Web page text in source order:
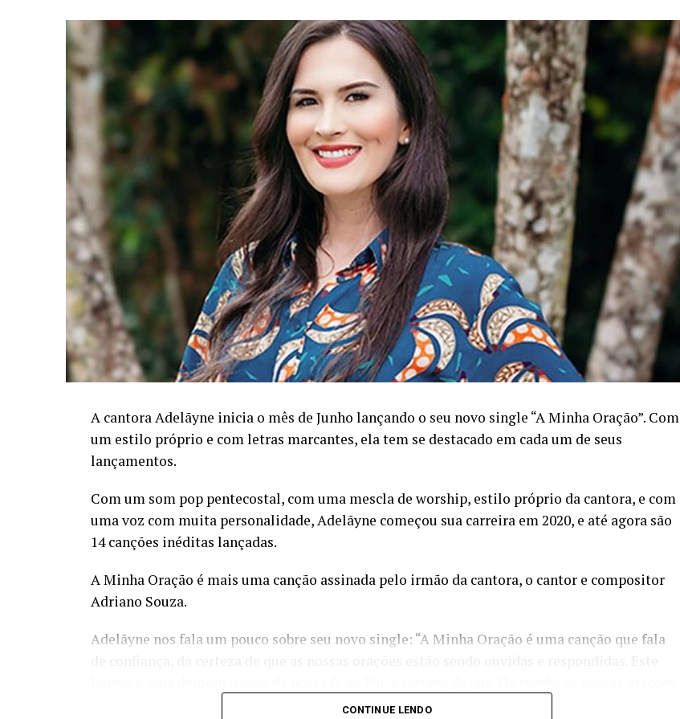
A cantora Adelãyne inicia o mês de Junho lançando o seu novo single “A Minha Oração”. Com
um estilo próprio e com letras marcantes, ela tem se destacado em cada um de seus
lançamentos.
Com um som pop pentecostal, com uma mescla de worship, estilo próprio da cantora, e com
uma voz com muita personalidade, Adelãyne começou sua carreira em 2020, e até agora são
14 canções inéditas lançadas.
A Minha Oração é mais uma canção assinada pelo irmão da cantora, o cantor e compositor
Adriano Souza.
Adelãyne nos fala um pouco sobre seu novo single: “A Minha Oração é uma canção que fala
e que a resposta vem pelas mãos do Senhor. Por mais que muitas vezes a demora pareça sem
CONTINUE LENDO